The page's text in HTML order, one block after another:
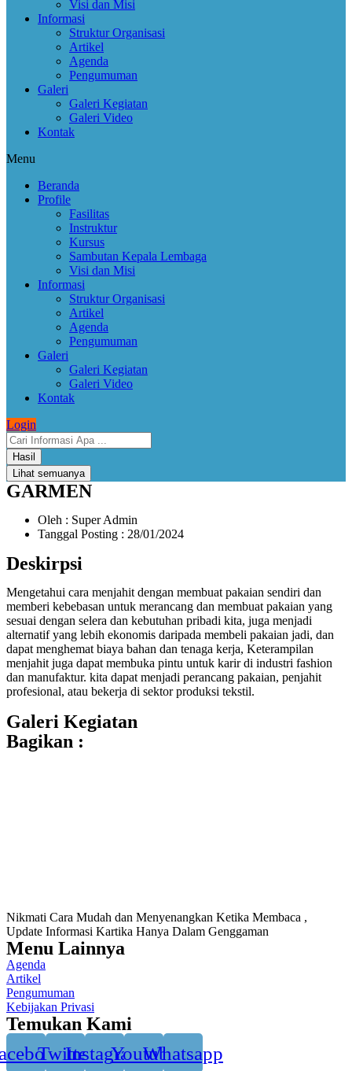
Visi dan Misi
Informasi
Struktur Organisasi
Artikel
Agenda
Pengumuman
Galeri
Galeri Kegiatan
Galeri Video
Kontak
Menu
Beranda
Profile
Fasilitas
Instruktur
Kursus
Sambutan Kepala Lembaga
Visi dan Misi
Informasi
Struktur Organisasi
Artikel
Agenda
Pengumuman
Galeri
Galeri Kegiatan
Galeri Video
Kontak
Login
Hasil
Lihat semuanya
GARMEN
Oleh : Super Admin
Tanggal Posting : 28/01/2024
Deskirpsi
Mengetahui cara menjahit dengan membuat pakaian sendiri dan
memberi kebebasan untuk merancang dan membuat pakaian yang
sesuai dengan selera dan kebutuhan pribadi kita, juga menjadi
alternatif yang lebih ekonomis daripada membeli pakaian jadi, dan
dapat menghemat biaya bahan dan tenaga kerja, Keterampilan
menjahit juga dapat membuka pintu untuk karir di industri fashion
dan manufaktur. kita dapat menjadi perancang pakaian, penjahit
profesional, atau bekerja di sektor produksi tekstil.
Galeri Kegiatan
Bagikan :
Nikmati Cara Mudah dan Menyenangkan Ketika Membaca ,
Update Informasi Kartika Hanya Dalam Genggaman
Menu Lainnya
Agenda
Artikel
Pengumuman
Kebijakan Privasi
Temukan Kami
TwitterInstagramYoutubeWhatsapp